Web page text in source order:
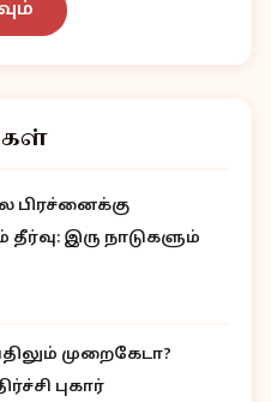
பிரச்னைக்கு
இரு நாடுகளும்
முறைகேடா?
புகார்